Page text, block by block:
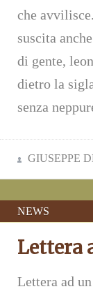
che
suscita
di gente,
dietro la
senza
GIUSEPPE
NEWS
Lettera
Lettera ad